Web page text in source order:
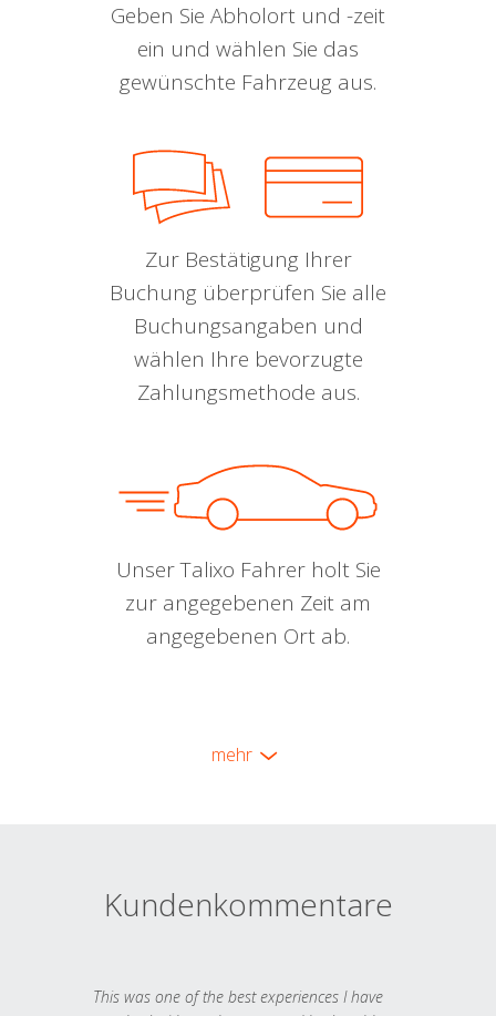
Geben Sie Abholort und -zeit
ein und wählen Sie das
gewünschte Fahrzeug aus.
Zur Bestätigung Ihrer
Buchung überprüfen Sie alle
Buchungsangaben und
wählen Ihre bevorzugte
Zahlungsmethode aus.
Unser Talixo Fahrer holt Sie
zur angegebenen Zeit am
angegebenen Ort ab.
mehr
Kundenkommentare
This was one of the best experiences I have